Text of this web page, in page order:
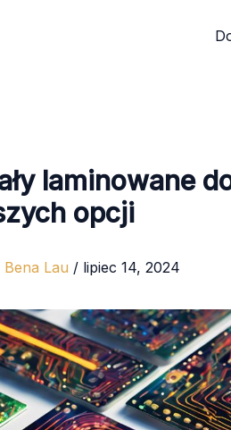
laminowane
opcji
Bena Lau / lipiec 14, 2024